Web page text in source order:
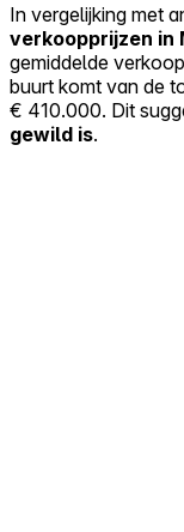
In vergelijking met
verkoopprijzen in
gemiddelde
buurt komt van de
€ 410.000. Dit
gewild is.